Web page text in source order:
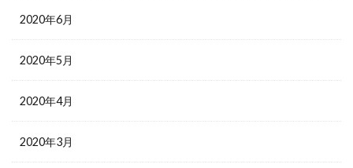
2020年6月
2020年5月
2020年4月
2020年3月